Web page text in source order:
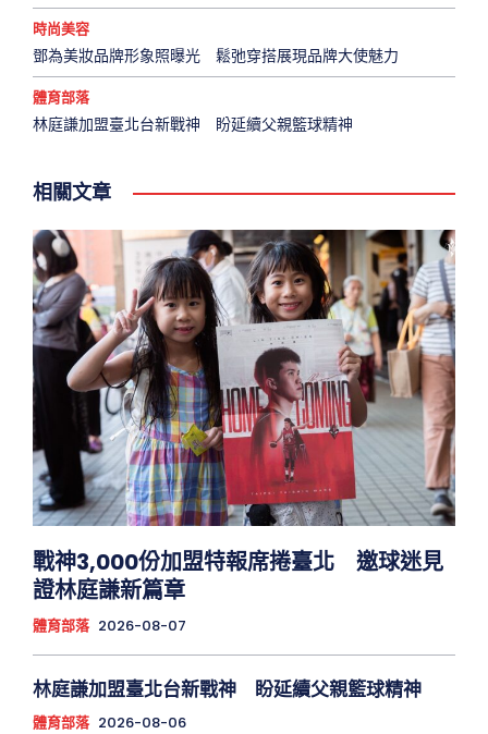
時尚美容
鄧為美妝品牌形象照曝光 鬆弛穿搭展現品牌大使魅力
體育部落
林庭謙加盟臺北台新戰神 盼延續父親籃球精神
相關文章
戰神3,000份加盟特報席捲臺北 邀球迷見
證林庭謙新篇章
體育部落 2026-08-07
林庭謙加盟臺北台新戰神 盼延續父親籃球精神
體育部落 2026-08-06